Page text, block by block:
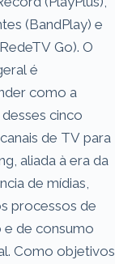
(BandPlay) e
Go). O
é
como a
cinco
de TV para
aliada à era da
de mídias,
processos de
de consumo
Como objetivos